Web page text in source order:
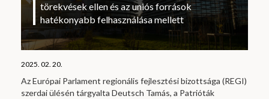
törekvések ellen és az uniós források
hatékonyabb felhasználása mellett
2025. 02. 20.
Az Európai Parlament regionális fejlesztési bizottsága (REGI)
szerdai ülésén tárgyalta Deutsch Tamás, a Patrióták